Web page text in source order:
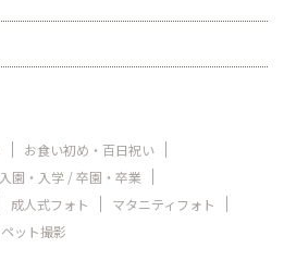
お食い初め・百日祝い
入園・入学 / 卒園・卒業
成人式フォト
マタニティフォト
ペット撮影